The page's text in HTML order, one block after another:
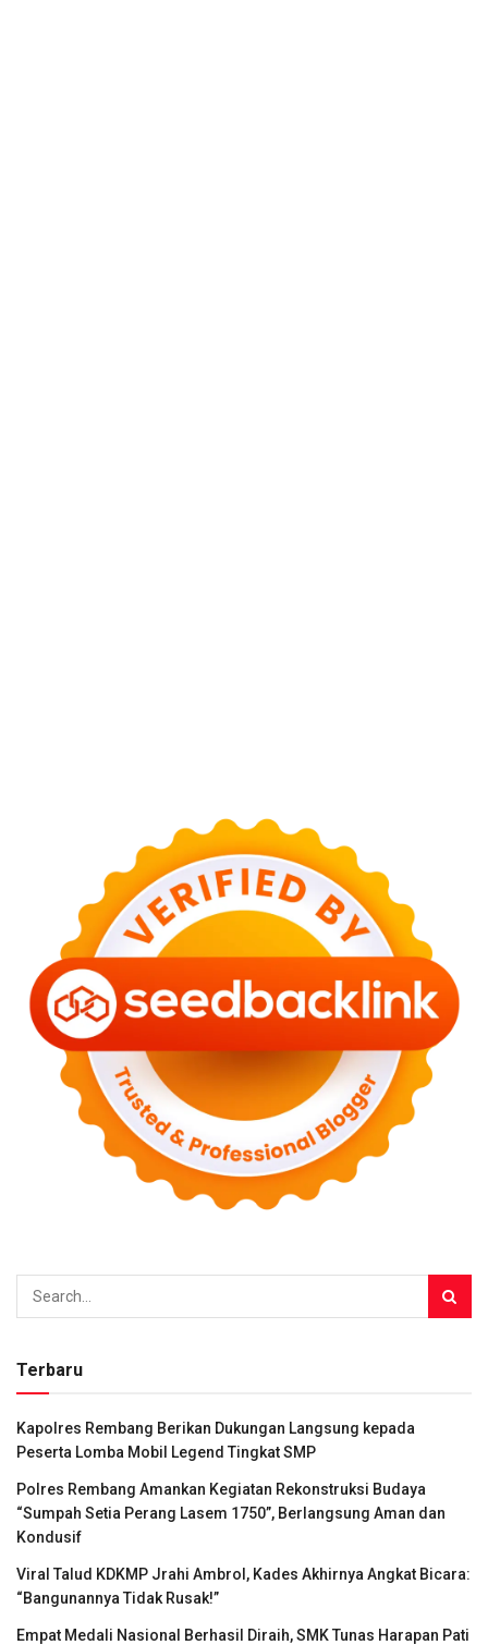
Terbaru
Kapolres Rembang Berikan Dukungan Langsung kepada
Peserta Lomba Mobil Legend Tingkat SMP
Polres Rembang Amankan Kegiatan Rekonstruksi Budaya
“Sumpah Setia Perang Lasem 1750”, Berlangsung Aman dan
Kondusif
Viral Talud KDKMP Jrahi Ambrol, Kades Akhirnya Angkat Bicara:
“Bangunannya Tidak Rusak!”
Empat Medali Nasional Berhasil Diraih, SMK Tunas Harapan Pati